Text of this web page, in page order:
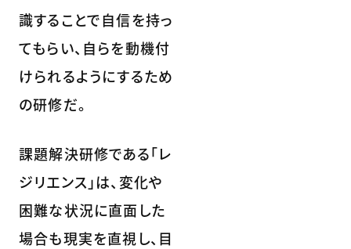
識することで自信を持っ
てもらい、自らを動機付
けられるようにするため
の研修だ。
課題解決研修である「レ
ジリエンス」は、変化や
困難な状況に直面した
場合も現実を直視し、目